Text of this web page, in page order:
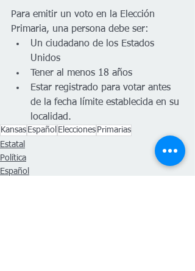
Para emitir un voto en la Elección
Primaria, una persona debe ser:
Un ciudadano de los Estados
Unidos
Tener al menos 18 años
Estar registrado para votar antes
de la fecha límite establecida en su
localidad.
Kansas Español Elecciones Primarias
Estatal
Política
Español